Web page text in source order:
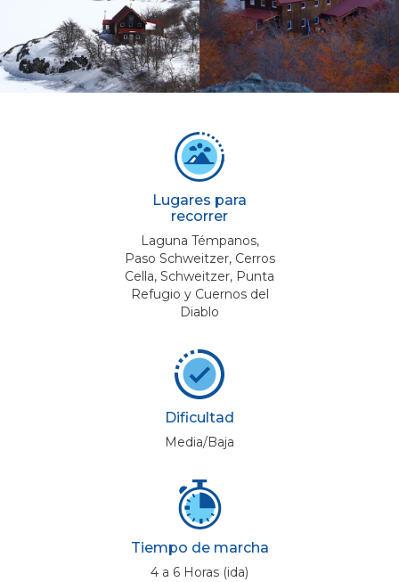
Lugares para
recorrer
Laguna Témpanos,
Paso Schweitzer, Cerros
Cella, Schweitzer, Punta
Refugio y Cuernos del
Diablo
Dificultad
Media/Baja
Tiempo de marcha
4 a 6 Horas (ida)